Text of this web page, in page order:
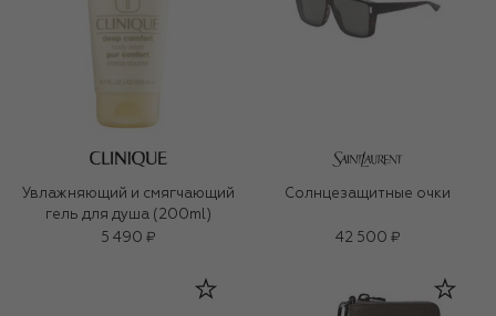
Увлажняющий и смягчающий
гель для душа (200ml)
5 490 ₽
Солнцезащитные очки
42 500 ₽